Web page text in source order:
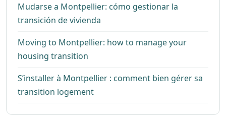
Mudarse a Montpellier: cómo gestionar la
transición de vivienda
Moving to Montpellier: how to manage your
housing transition
S’installer à Montpellier : comment bien gérer sa
transition logement